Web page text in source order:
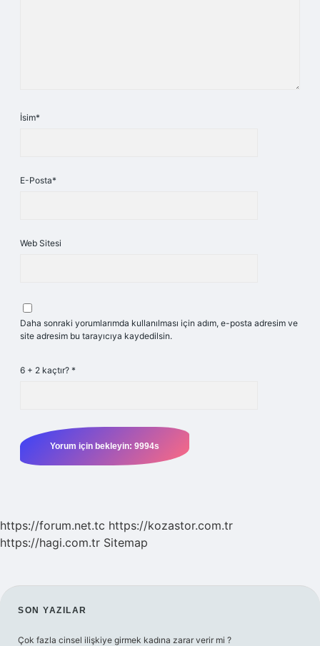
İsim*
E-Posta*
Web Sitesi
Daha sonraki yorumlarımda kullanılması için adım, e-posta adresim ve
site adresim bu tarayıcıya kaydedilsin.
6 + 2 kaçtır? *
https://forum.net.tc https://kozastor.com.tr
https://hagi.com.tr Sitemap
SIDEBAR
SON YAZILAR
Çok fazla cinsel ilişkiye girmek kadına zarar verir mi ?